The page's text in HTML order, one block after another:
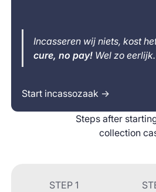
Incasseren wij niets, kost
cure, no pay!Wel zo eerlijk.
Start incassozaak →
Steps after
collection
STEP 1